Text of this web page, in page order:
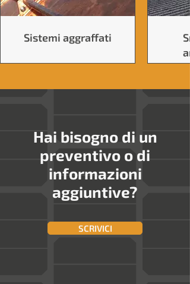
Sistemi aggraffati
Hai bisogno di un
preventivo o di
informazioni
aggiuntive?
SCRIVICI